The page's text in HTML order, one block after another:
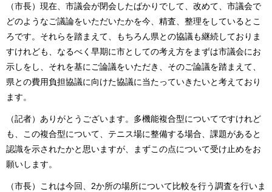
（市長）現在、市議会が閉会したばかりでして、改めて、市議会で
どのようなご議論をいただいたかを今、精査、整理をしているとこ
ろです。それらを踏まえて、もちろん県との協議も継続しておりま
すけれども、なるべく早期に市としての考え方をまずは市議会にお
示しをし、それを基にご論議をいただき、そのご論議を踏まえて、
県との費用負担協議に向けた協議に当たっていきたいと考えており
ます。
（記者）ありがとうございます。多機能複合型についてですけれど
も、この複合型について、テニス場に整備する場合、課題があると
認識を示されたかと思いますが、まずこの点について受け止めをお
願いします。
（市長）これは今回、2か所の場所について比較を行う調査を行いま